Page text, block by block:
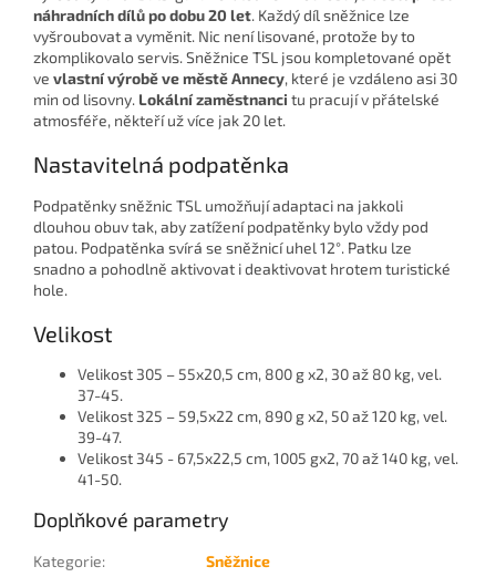
náhradních dílů po dobu 20 let. Každý díl sněžnice lze
vyšroubovat a vyměnit. Nic není lisované, protože by to
zkomplikovalo servis. Sněžnice TSL jsou kompletované opět
ve vlastní výrobě ve městě Annecy, které je vzdáleno asi 30
min od lisovny. Lokální zaměstnanci tu pracují v přátelské
atmosféře, někteří už více jak 20 let.
Nastavitelná podpatěnka
Podpatěnky sněžnic TSL umožňují adaptaci na jakkoli
dlouhou obuv tak, aby zatížení podpatěnky bylo vždy pod
patou. Podpatěnka svírá se sněžnicí uhel 12°. Patku lze
snadno a pohodlně aktivovat i deaktivovat hrotem turistické
hole.
Velikost
Velikost 305 – 55x20,5 cm, 800 g x2, 30 až 80 kg, vel.
37-45.
Velikost 325 – 59,5x22 cm, 890 g x2, 50 až 120 kg, vel.
39-47.
Velikost 345 - 67,5x22,5 cm, 1005 gx2, 70 až 140 kg, vel.
41-50.
Doplňkové parametry
Kategorie:
Sněžnice